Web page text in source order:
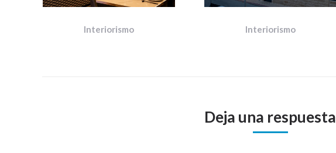
Interiorismo Interiorismo
Deja una respuesta